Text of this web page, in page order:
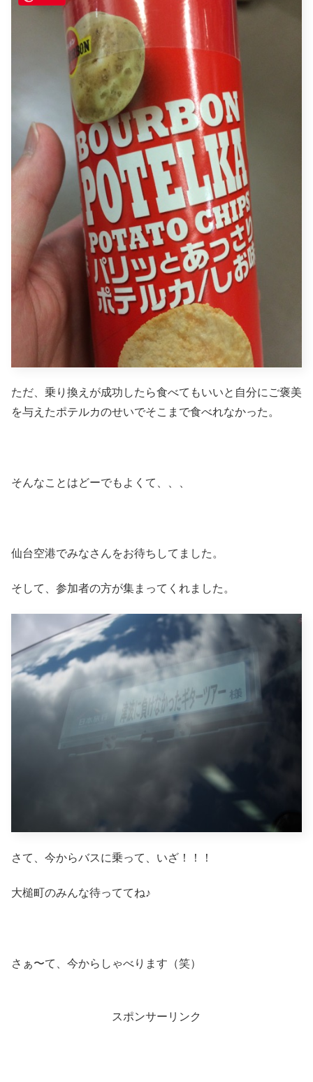
ただ、乗り換えが成功したら食べてもいいと自分にご褒美
を与えたポテルカのせいでそこまで食べれなかった。
そんなことはどーでもよくて、、、
仙台空港でみなさんをお待ちしてました。
そして、参加者の方が集まってくれました。
さて、今からバスに乗って、いざ！！！
大槌町のみんな待っててね♪
さぁ〜て、今からしゃべります（笑）
スポンサーリンク